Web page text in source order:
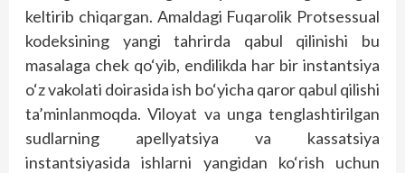
keltirib chiqargan. Amaldagi Fuqarolik Protsessual
kodeksining yangi tahrirda qabul qilinishi bu
masalaga chek qo‘yib, endilikda har bir instantsiya
o‘z vakolati doirasida ish bo‘yicha qaror qabul qilishi
ta’minlanmoqda. Viloyat va unga tenglashtirilgan
sudlarning apellyatsiya va kassatsiya
instantsiyasida ishlarni yangidan ko‘rish uchun